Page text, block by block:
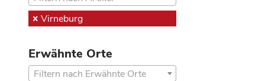
Virneburg
Erwähnte Orte
Filtern nach Erwähnte Orte